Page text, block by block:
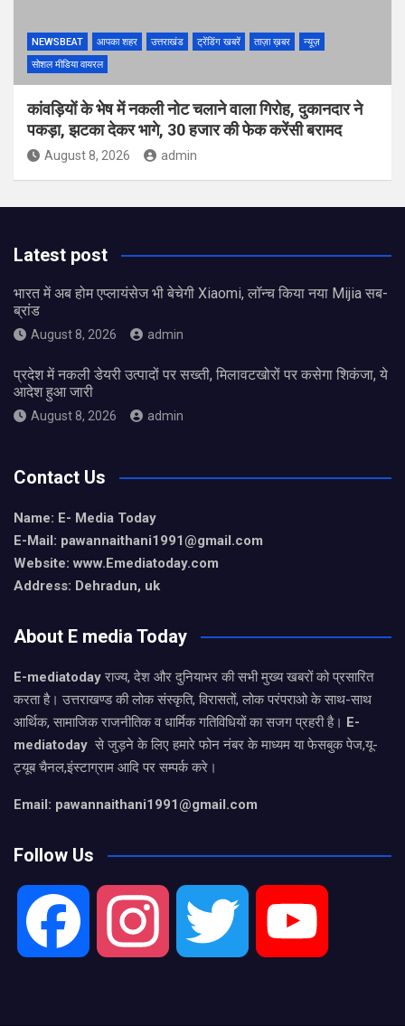
NEWSBEAT आपका शहर उत्तराखंड ट्रेंडिंग खबरें ताज़ा ख़बर
न्यूज़
सोशल मीडिया वायरल
कांवड़ियों के भेष में नकली नोट चलाने वाला गिरोह, दुकानदार ने
पकड़ा, झटका देकर भागे, 30 हजार की फेक करेंसी बरामद
August 8, 2026 admin
Latest post
भारत में अब होम एप्लायंसेज भी बेचेगी Xiaomi, लॉन्च किया नया Mijia सब-
ब्रांड
August 8, 2026 admin
प्रदेश में नकली डेयरी उत्पादों पर सख्ती, मिलावटखोरों पर कसेगा शिकंजा, ये
आदेश हुआ जारी
August 8, 2026 admin
Contact Us
Name: E- Media Today
E-Mail: pawannaithani1991@gmail.com
Website: www.Emediatoday.com
Address: Dehradun, uk
About E media Today
E-mediatodayराज्य, देश और दुनियाभर की सभी मुख्य खबरों को प्रसारित
करता है। उत्तराखण्ड की लोक संस्कृति, विरासतों, लोक परंपराओ के साथ-साथ
आर्थिक, सामाजिक राजनीतिक व धार्मिक गतिविधियों का सजग प्रहरी है। E-
mediatoday से जुड़ने के लिए हमारे फोन नंबर के माध्यम या फेसबुक पेज,यू-
ट्यूब चैनल,इंस्टाग्राम आदि पर सम्पर्क करे।
Email: pawannaithani1991@gmail.com
Follow Us